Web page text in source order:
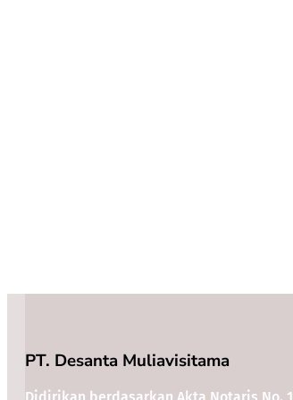
PT. Desanta Muliavisitama